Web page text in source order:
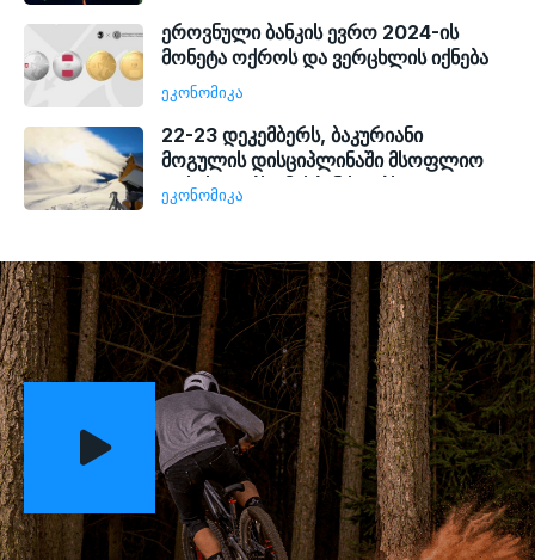
ეროვნული ბანკის ევრო 2024-ის
მონეტა ოქროს და ვერცხლის იქნება
ᲔᲙᲝᲜᲝᲛᲘᲙᲐ
22-23 დეკემბერს, ბაკურიანი
მოგულის დისციპლინაში მსოფლიო
თასის ეტაპს უმასპინძლებს
ᲔᲙᲝᲜᲝᲛᲘᲙᲐ